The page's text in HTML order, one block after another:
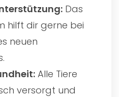
Das
hilft dir gerne bei
neuen
Alle Tiere
versorgt und